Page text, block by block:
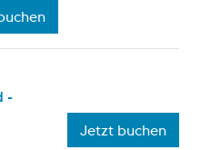
-
Jetzt buchen